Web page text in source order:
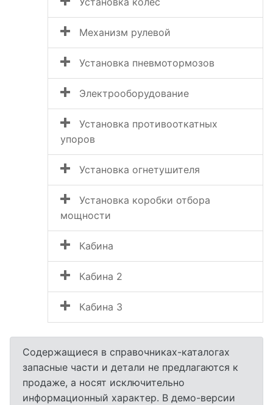
Механизм рулевой
Установка пневмотормозов
Электрооборудование
Установка противооткатных
упоров
Установка огнетушителя
Установка коробки отбора
мощности
Кабина
Кабина 2
Кабина 3
Содержащиеся в справочниках-каталогах
запасные части и детали не предлагаются к
продаже, а носят исключительно
информационный характер. В демо-версии